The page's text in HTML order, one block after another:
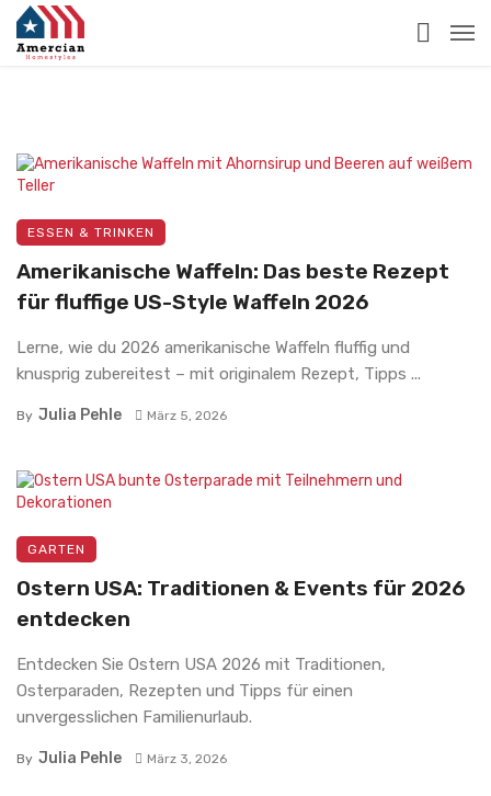
ESSEN & TRINKEN
Amerikanische Waffeln: Das beste Rezept
für fluffige US-Style Waffeln 2026
Lerne, wie du 2026 amerikanische Waffeln fluffig und
knusprig zubereitest – mit originalem Rezept, Tipps ...
By Julia Pehle März 5, 2026
GARTEN
Ostern USA: Traditionen & Events für 2026
entdecken
Entdecken Sie Ostern USA 2026 mit Traditionen,
Osterparaden, Rezepten und Tipps für einen
unvergesslichen Familienurlaub.
By Julia Pehle März 3, 2026